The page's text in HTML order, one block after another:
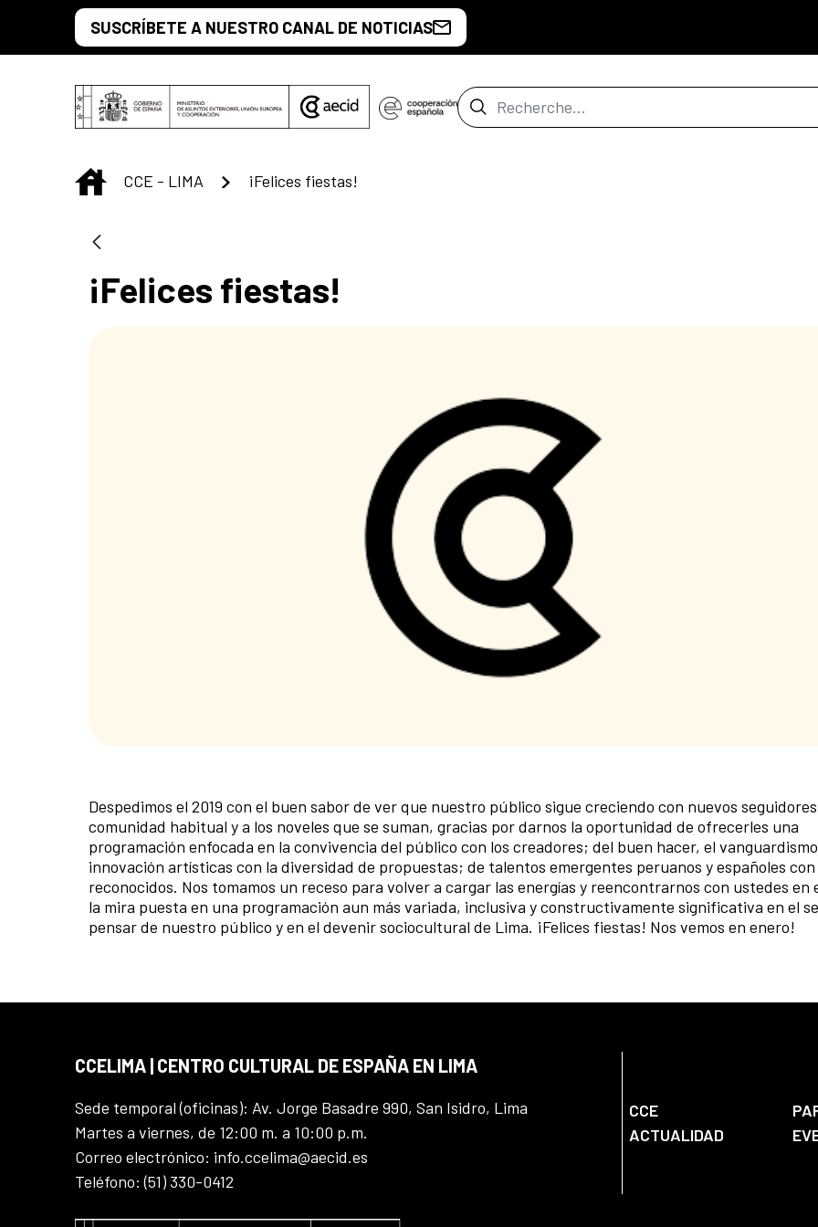
Saut au contenu principal
SUSCRÍBETE A NUESTRO CANAL DE NOTICIAS
Barre de recherche
INICIO
CCE - LIMA ¡Felices fiestas!
¡Felices fiestas!
Despedimos el 2019 con el buen sabor de ver que nuestro público sigue creciendo con nuevos
comunidad habitual y a los noveles que se suman, gracias por darnos la oportunidad de ofrecerles una
programación enfocada en la convivencia del público con los creadores; del buen hacer, el
innovación artísticas con la diversidad de propuestas; de talentos emergentes peruanos y españoles con
reconocidos. Nos tomamos un receso para volver a cargar las energías y reencontrarnos con ustedes en
la mira puesta en una programación aun más variada, inclusiva y constructivamente significativa en el
pensar de nuestro público y en el devenir sociocultural de Lima. ¡Felices fiestas! Nos vemos en enero!
CCELIMA | CENTRO CULTURAL DE ESPAÑA EN LIMA
Sede temporal (oficinas): Av. Jorge Basadre 990, San Isidro, Lima
Martes a viernes, de 12:00 m. a 10:00 p.m.
Correo electrónico: info.ccelima@aecid.es
Teléfono: (51) 330-0412
CCE
ACTUALIDAD